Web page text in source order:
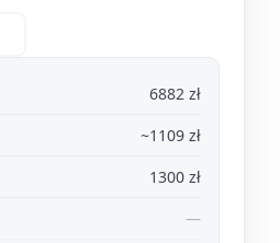
6882 zł
~1109 zł
1300 zł
—